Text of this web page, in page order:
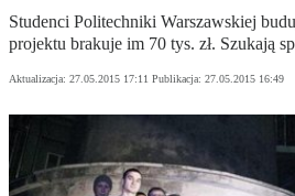
Studenci Politechniki Warszawskiej
projektu brakuje im 70 tys. zł. Szukają
Aktualizacja: 27.05.2015 17:11 Publikacja: 27.05.2015 16:49